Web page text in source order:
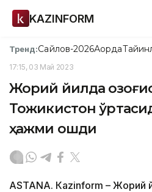
KAZINFORM
Тренд:Сайлов-2026Ақорда
17:15, 03 Май 2023
Жорий йилда
Тожикистон
ҳажми ошди
ASTANА. Кazinform – Жорий